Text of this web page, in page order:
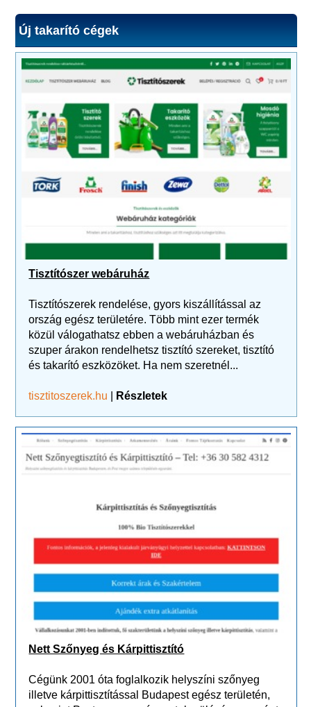
Új takarító cégek
Tisztítószer webáruház
Tisztítószerek rendelése, gyors kiszállítással az
ország egész területére. Több mint ezer termék
közül válogathatsz ebben a webáruházban és
szuper árakon rendelhetsz tisztító szereket, tisztító
és takarító eszközöket. Ha nem szeretnél...
tisztitoszerek.hu Részletek
Nett Szőnyeg és Kárpittisztító
Cégünk 2001 óta foglalkozik helyszíni szőnyeg
illetve kárpittisztítással Budapest egész területén,